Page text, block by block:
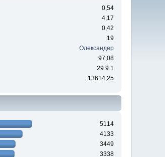
0,54
4,17
0,42
19
Олександер
97,08
29.9:1
13614,25
5114
4133
3449
3338